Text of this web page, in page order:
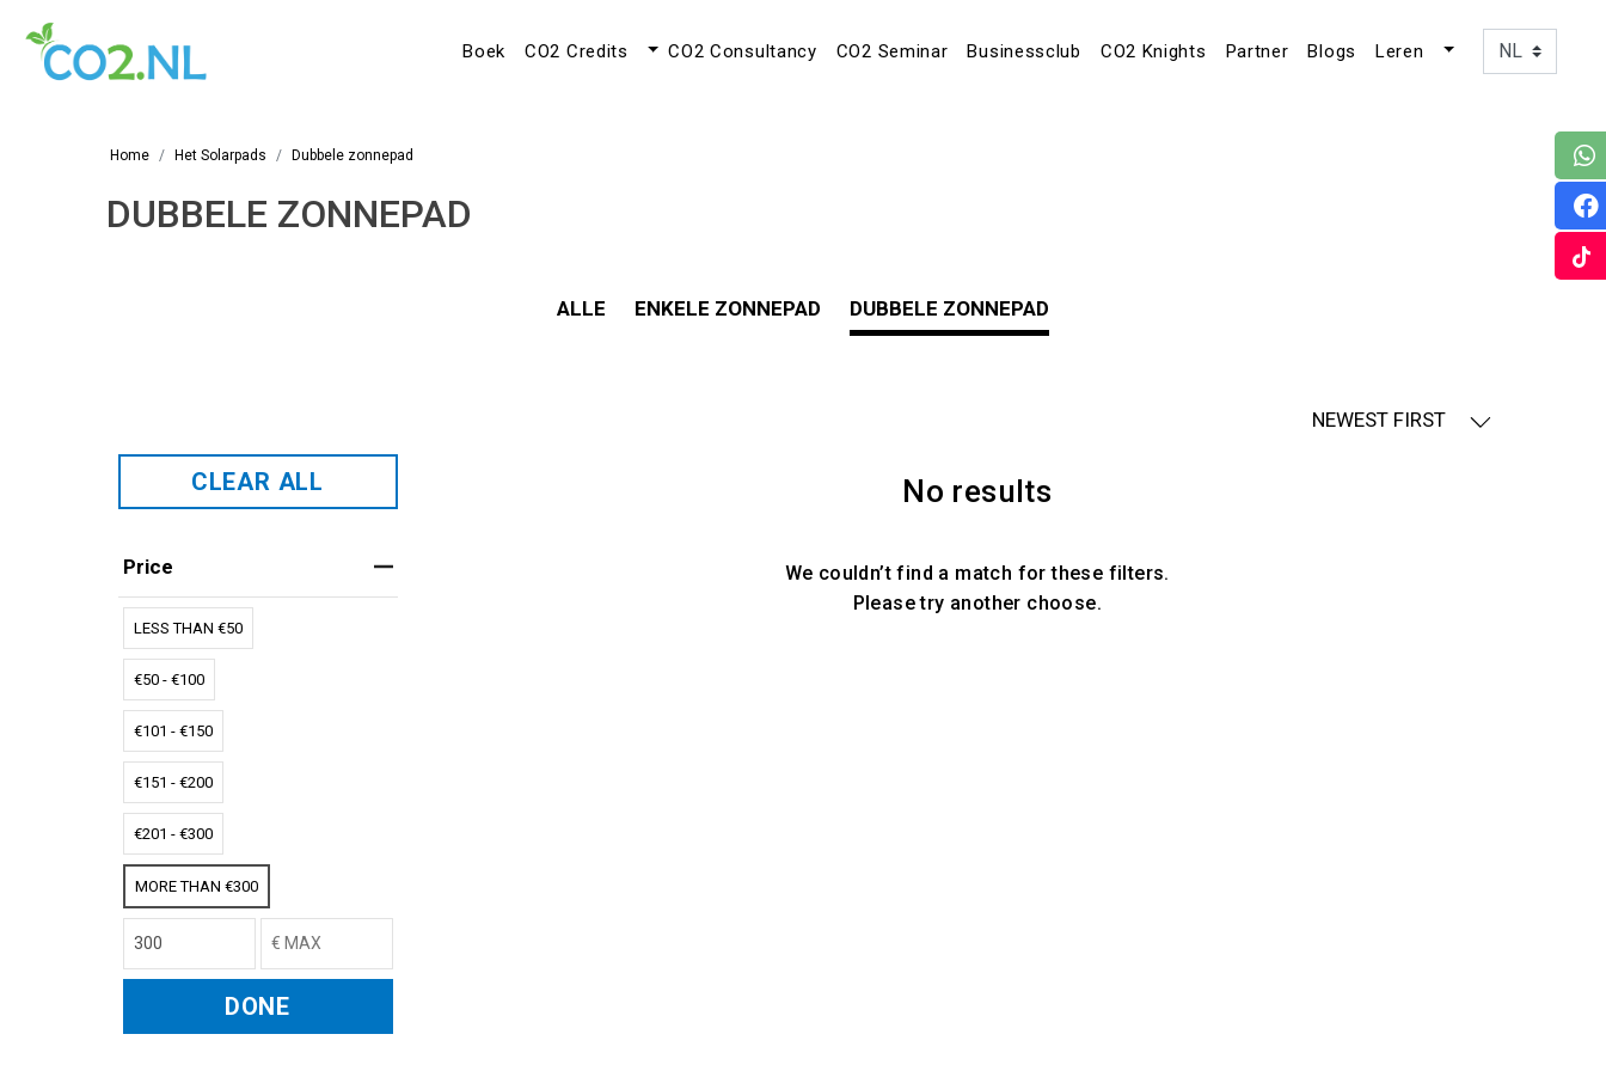
Boek CO2 Credits CO2 Consultancy CO2 Seminar Businessclub CO2 Knights Partner Blogs Leren
Home Het Solarpads Dubbele zonnepad
DUBBELE ZONNEPAD
ALLE ENKELE ZONNEPAD DUBBELE ZONNEPAD
NEWEST FIRST
CLEAR ALL
Price
LESS THAN €50
€50 - €100
€101 - €150
€151 - €200
€201 - €300
MORE THAN €300
DONE
No results
We couldn’t find a match for these filters.
Please try another choose.